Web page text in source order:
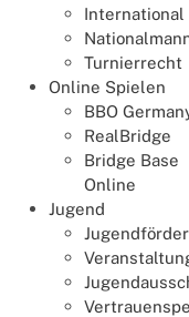
International
Turnierrecht
Online Spielen
BBO
RealBridge
Bridge Base
Online
Jugend
11
Aug.